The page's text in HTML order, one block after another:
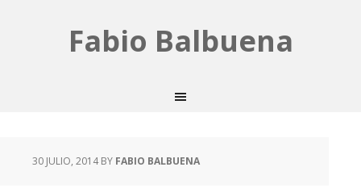
Fabio Balbuena
30 JULIO, 2014BY FABIO BALBUENA